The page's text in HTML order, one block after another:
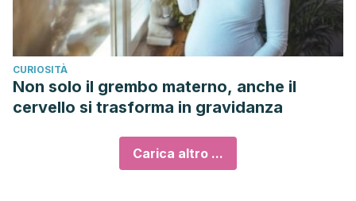
CURIOSITÀ
Non solo il grembo materno, anche il
cervello si trasforma in gravidanza
Carica altro ...